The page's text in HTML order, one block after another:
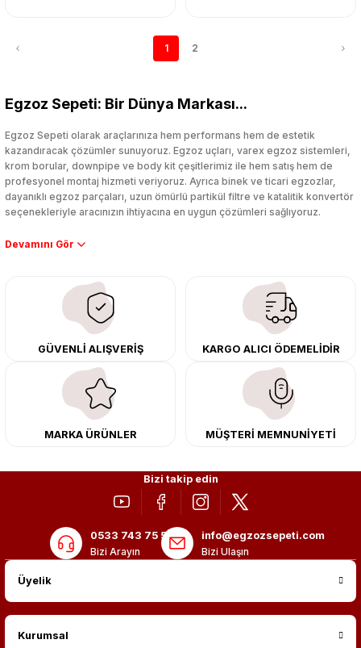
1 2
Egzoz Sepeti: Bir Dünya Markası...
Egzoz Sepeti olarak araçlarınıza hem performans hem de estetik
kazandıracak çözümler sunuyoruz. Egzoz uçları, varex egzoz sistemleri,
krom borular, downpipe ve body kit çeşitlerimiz ile hem satış hem de
profesyonel montaj hizmeti veriyoruz. Ayrıca binek ve ticari egzozlar,
dayanıklı egzoz parçaları, uzun ömürlü partikül filtre ve katalitik konvertör
seçenekleriyle aracınızın ihtiyacına en uygun çözümleri sağlıyoruz.
Performans artışı isteyen sürücüler için özel performans egzozları ve
çıkma orijinal ürünler ile yenileyebilir, body kit uygulamalarıyla aracınızın
tasarımını ve aerodinamisini üst seviyeye taşıyabilirsiniz.
Tüm ürünlerimiz orijinal, dayanıklı ve uzun ömürlüdür. İstanbul’daki montaj
merkezimizde profesyonel montaj yapıyor, Türkiye’nin her yerine güvenli
kargo ile teslimat gerçekleştiriyoruz. Aracınıza değer katmak için doğru
adres: Egzoz Sepeti.
GÜVENLİ ALIŞVERİŞ KARGO ALICI ÖDEMELİDİR
MARKA ÜRÜNLER MÜŞTERİ MEMNUNİYETİ
Bizi takip edin
0533 743 75 56
Bizi Arayın
info@egzozsepeti.com
Bizi Ulaşın
Üyelik
Kurumsal